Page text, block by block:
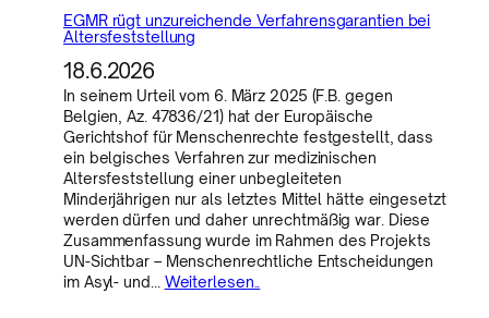
EGMR rügt unzureichende Verfahrensgarantien bei
Altersfeststellung
18.6.2026
In seinem Urteil vom 6. März 2025 (F.B. gegen
Belgien, Az. 47836/21) hat der Europäische
Gerichtshof für Menschenrechte festgestellt, dass
ein belgisches Verfahren zur medizinischen
Altersfeststellung einer unbegleiteten
Minderjährigen nur als letztes Mittel hätte eingesetzt
werden dürfen und daher unrechtmäßig war. Diese
Zusammenfassung wurde im Rahmen des Projekts
UN-Sichtbar – Menschenrechtliche Entscheidungen
im Asyl- und… Weiterlesen..